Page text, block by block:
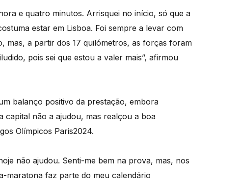
e quatro minutos. Arrisquei no início, só que a
estar em Lisboa. Foi sempre a levar com
mas, a partir dos 17 quilómetros, as forças foram
pois sei que estou a valer mais”, afirmou
balanço positivo da prestação, embora
capital não a ajudou, mas realçou a boa
Olímpicos Paris2024.
não ajudou. Senti-me bem na prova, mas, nos
maratona faz parte do meu calendário